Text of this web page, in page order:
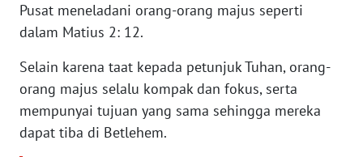
Pusat meneladani orang-orang majus seperti
dalam Matius 2: 12.
Selain karena taat kepada petunjuk Tuhan, orang-
orang majus selalu kompak dan fokus, serta
mempunyai tujuan yang sama sehingga mereka
dapat tiba di Betlehem.
WN
NTT
WN
KEPRI
WN